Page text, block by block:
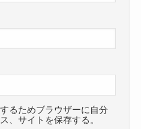
るためブラウザーに自分
、サイトを保存する。